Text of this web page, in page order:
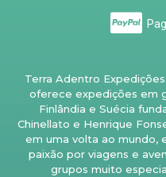
Terra Adentro
oferece expedições em
Finlândia e Suécia
Chinellato e Henrique
em uma volta ao mundo,
paixão por viagens e
grupos muito